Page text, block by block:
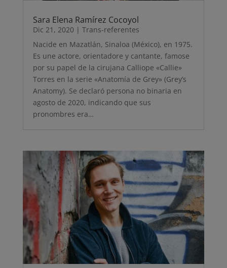
Sara Elena Ramírez Cocoyol
Dic 21, 2020 | Trans-referentes
Nacide en Mazatlán, Sinaloa (México), en 1975.
Es une actore, orientadore y cantante, famose
por su papel de la cirujana Calliope «Callie»
Torres en la serie «Anatomía de Grey» (Grey’s
Anatomy). Se declaró persona no binaria en
agosto de 2020, indicando que sus
pronombres era…